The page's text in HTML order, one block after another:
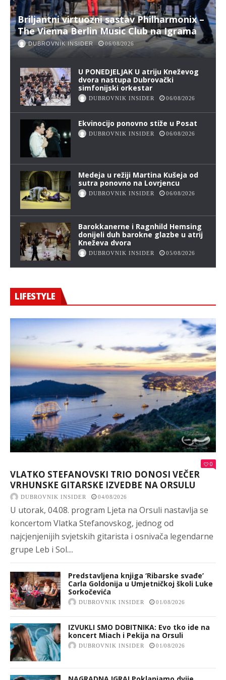
Briljantni virtuozni sastav Philharmonix –
The Vienna Berlin Music Club na Igrama
DUBROVNIK INSIDER 06/08/2026
U PONEDJELJAK U atriju Kneževog
dvora nastupa Dubrovački
simfonijski orkestar
DUBROVNIK INSIDER 06/08/2026
Ekvinocijo ponovno stiže u Posat
DUBROVNIK INSIDER 06/08/2026
Medeja u režiji Martina Kušeja od
sutra ponovno na Lovrjencu
DUBROVNIK INSIDER 06/08/2026
Barokkanerne i Ragnhild Hemsing
donijeli duh barokne glazbe u atrij
Kneževa dvora
DUBROVNIK INSIDER 05/08/2026
LIFESTYLE
0
VLATKO STEFANOVSKI TRIO DONOSI VEČER
VRHUNSKE GITARSKE IZVEDBE NA ORSULU
DUBROVNIK INSIDER 04/08/2026
U utorak, 04.08. program Ljeta na Orsuli nastavlja se
koncertom Vlatka Stefanovskog, jednog od
najcjenjenijih svjetskih gitarista i osnivača legendarne
grupe Leb i Sol....
Predstavljena knjiga ‘Ribarske svađe’
Carla Goldonija u Umjetničkoj školi Luke
Sorkočevića
DUBROVNIK INSIDER 01/08/2026
IZVUKLI SMO DOBITNIKA: Evo tko ide na
koncert Miach i Pekija na Orsuli
DUBROVNIK INSIDER 01/08/2026